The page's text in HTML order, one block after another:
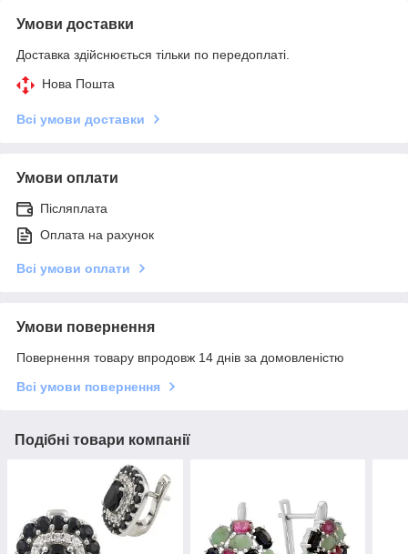
Умови доставки
Доставка здійснюється тільки по передоплаті.
Нова Пошта
Всі умови доставки
Умови оплати
Післяплата
Оплата на рахунок
Всі умови оплати
Умови повернення
Повернення товару впродовж 14 днів за домовленістю
Всі умови повернення
Подібні товари компанії